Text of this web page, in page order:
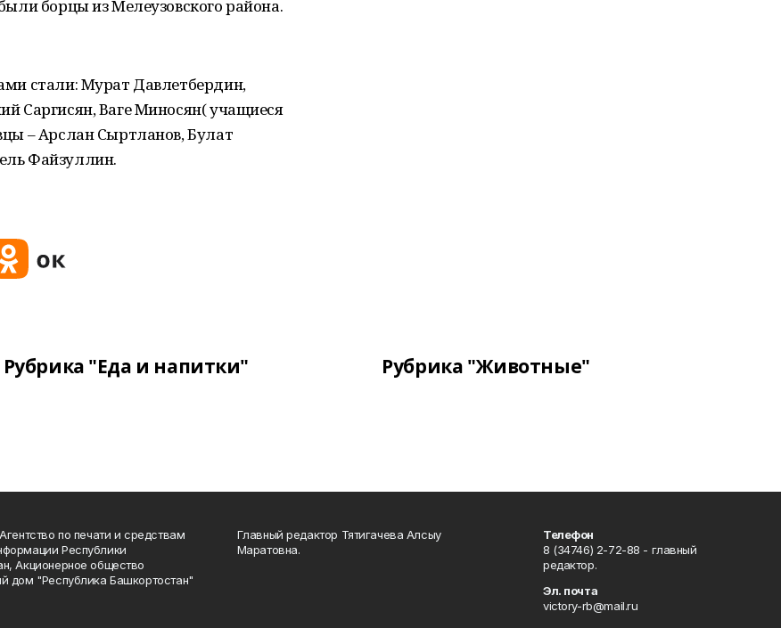
борцы из Мелеузовского района.
стали: Мурат Давлетбердин,
Саргисян, Ваге Миносян( учащиеся
– Арслан Сыртланов, Булат
Файзуллин.
Рубрика "Еда и напитки" Рубрика "Животные"
по печати и средствам
Республики
Акционерное общество
дом "Республика Башкортостан"
Главный редактор Тятигачева Алсыу
Маратовна.
Телефон
8 (34746) 2-72-88 - главный
редактор.
Эл. почта
victory-rb@mail.ru